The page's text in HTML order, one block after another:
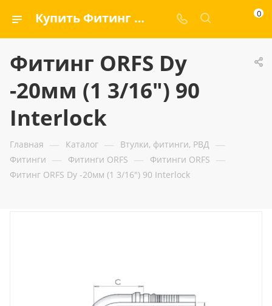
Купить Фитинг ORFS Dу -20мм (1 3/16") 90 Interlock — ООО «ГИДРАМАКС» 0
Фитинг ORFS Dу
-20мм (1 3/16") 90
Interlock
Главная — Каталог — Втулки, фитинги, РВД —
Фитинги — Фитинги ORFS — Фитинги ORFS —
Фитинг ORFS Dу -20мм (1 3/16") 90 Interlock